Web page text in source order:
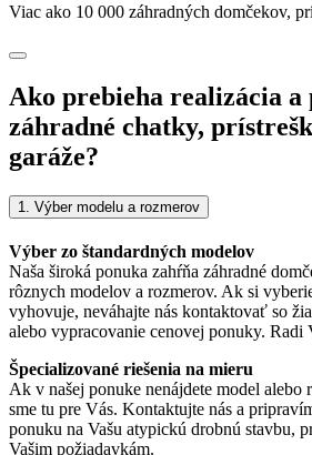
Viac ako 10 000 záhradných domčekov,
Ako prebieha realizácia a
záhradné chatky,
garáže?
1. Výber modelu a rozmerov
Výber zo štandardných modelov
Naša široká ponuka zahŕňa záhradné
rôznych modelov a rozmerov. Ak si
vyhovuje, neváhajte nás kontaktovať so
alebo vypracovanie cenovej ponuky. Radi
Špecializované riešenia na mieru
Ak v našej ponuke nenájdete model alebo
sme tu pre Vás. Kontaktujte nás a
ponuku na Vašu atypickú drobnú stavbu,
Vašim požiadavkám.